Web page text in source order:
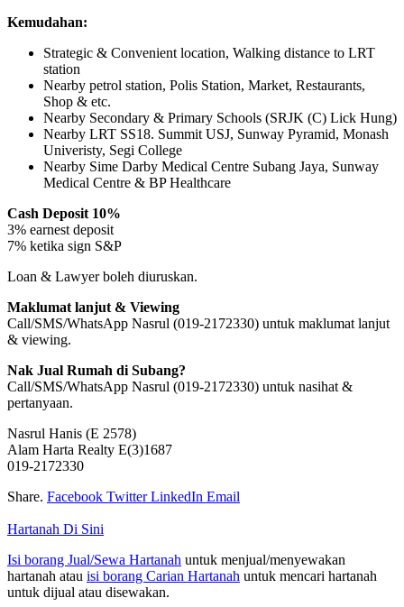
Kemudahan:
Strategic & Convenient location, Walking distance to LRT
station
Nearby petrol station, Polis Station, Market, Restaurants,
Shop & etc.
Nearby Secondary & Primary Schools (SRJK (C) Lick Hung)
Nearby LRT SS18. Summit USJ, Sunway Pyramid, Monash
Univeristy, Segi College
Nearby Sime Darby Medical Centre Subang Jaya, Sunway
Medical Centre & BP Healthcare
Cash Deposit 10%
3% earnest deposit
7% ketika sign S&P
Loan & Lawyer boleh diuruskan.
Maklumat lanjut & Viewing
Call/SMS/WhatsApp Nasrul (019-2172330) untuk maklumat lanjut
& viewing.
Nak Jual Rumah di Subang?
Call/SMS/WhatsApp Nasrul (019-2172330) untuk nasihat &
pertanyaan.
Nasrul Hanis (E 2578)
Alam Harta Realty E(3)1687
019-2172330
Share. Facebook Twitter LinkedIn Email
Hartanah Di Sini
Isi borang Jual/Sewa Hartanah untuk menjual/menyewakan
hartanah atau isi borang Carian Hartanah untuk mencari hartanah
untuk dijual atau disewakan.